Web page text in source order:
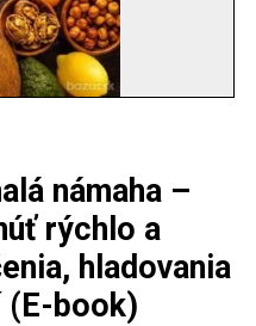
námaha –
rýchlo a
hladovania
(E-book)